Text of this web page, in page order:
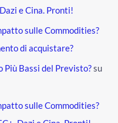
e Cina. Pronti!
sulle Commodities?
di acquistare?
Più Bassi del Previsto?su
sulle Commodities?